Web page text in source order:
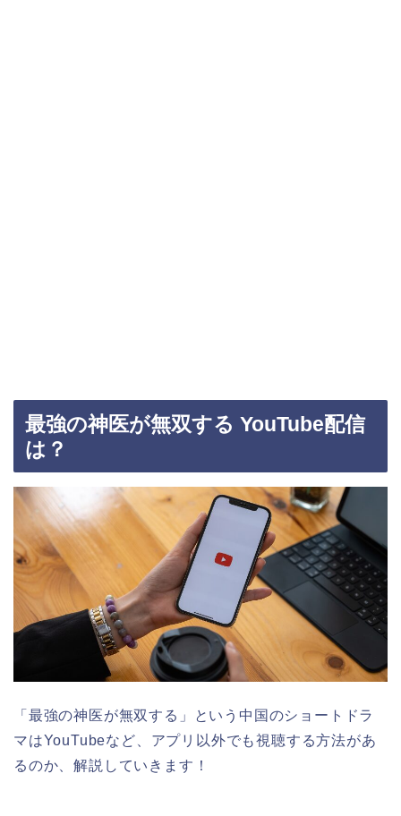
最強の神医が無双する YouTube配信
は？
「最強の神医が無双する 」
という中国のショートドラ
マはYouTubeなど、アプリ以外でも視聴する方法があ
るのか、解説していきます！